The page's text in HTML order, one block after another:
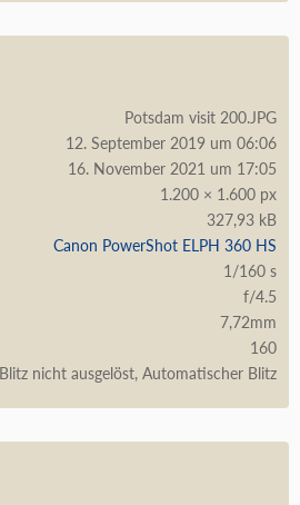
Potsdam visit 200.JPG
12. September 2019 um 06:06
16. November 2021 um 17:05
1.200 × 1.600 px
327,93 kB
Canon PowerShot ELPH 360 HS
1/160 s
f/4.5
7,72mm
160
Blitz nicht ausgelöst, Automatischer Blitz